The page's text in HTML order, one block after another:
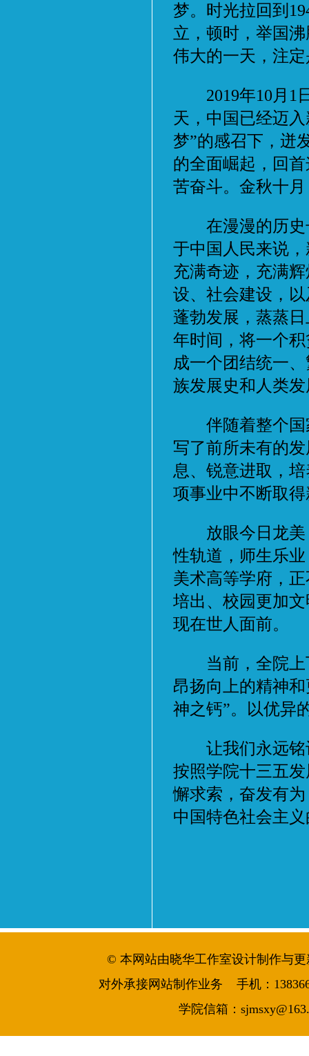
梦。时光拉回到
立，顿时，举国
伟大的一天，注
2019年10月1日
天，中国已经迈
梦”的感召下，迸
的全面崛起，回
苦奋斗。金秋十
在漫漫的历史
于中国人民来说
充满奇迹，充满
设、社会建设，
蓬勃发展，蒸蒸
年时间，将一个
成一个团结统一
族发展史和人类
伴随着整个国
写了前所未有的
息、锐意进取，
项事业中不断取
放眼今日龙美
性轨道，师生乐
美术高等学府，
培出、校园更加
现在世人面前。
当前，全院上
昂扬向上的精神
神之钙”。以优异
让我们永远铭
按照学院十三五
懈求索，奋发有
中国特色社会主
© 本网站由晓华工作室设计制作与更
对外承接网站制作业务 手机：
学院信箱：